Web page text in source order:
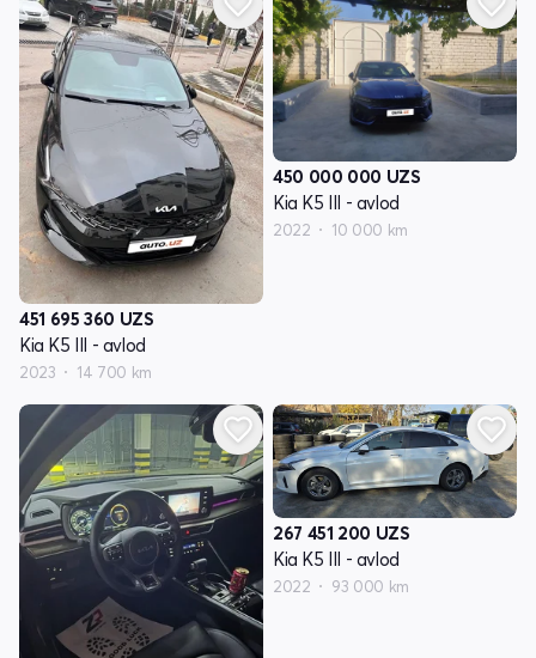
451 695 360 UZS
Kia K5 III - avlod
2023 14 700 km
450 000 000 UZS
Kia K5 III - avlod
2022 10 000 km
267 451 200 UZS
Kia K5 III - avlod
2022 93 000 km